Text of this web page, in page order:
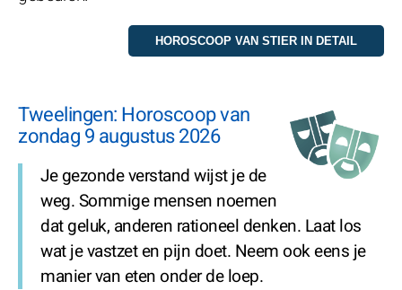
Tweelingen: Horoscoop van
zondag 9 augustus 2026
Je gezonde verstand wijst je de
weg. Sommige mensen noemen
dat geluk, anderen rationeel denken. Laat los
wat je vastzet en pijn doet. Neem ook eens je
manier van eten onder de loep.